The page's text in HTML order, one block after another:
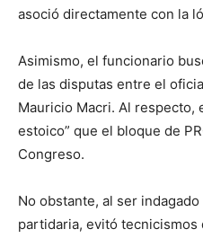
asoció directamente con la
Asimismo, el funcionario
de las disputas entre el
Mauricio Macri. Al respecto,
estoico” que el bloque de
Congreso.
No obstante, al ser
partidaria, evitó tecnicismos